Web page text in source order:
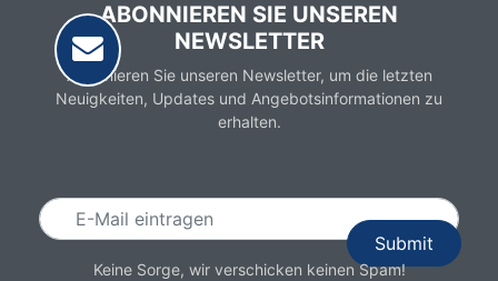
ABONNIEREN SIE UNSEREN
NEWSLETTER
Abonnieren Sie unseren Newsletter, um die letzten
Neuigkeiten, Updates und Angebotsinformationen zu
erhalten.
Keine Sorge, wir verschicken keinen Spam!